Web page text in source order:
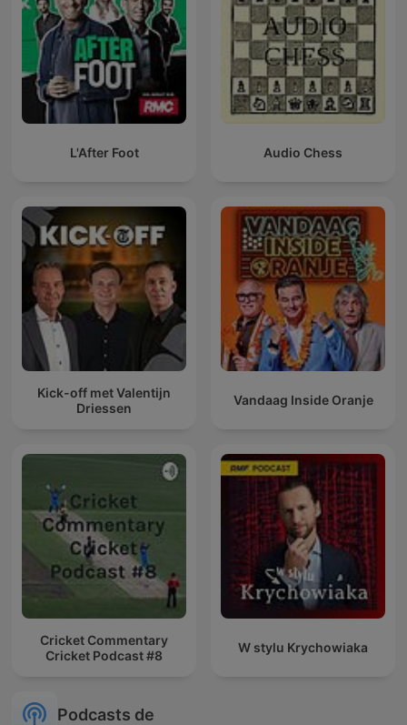
L'After Foot Audio Chess
Kick-off met Valentijn
Driessen
Vandaag Inside Oranje
Cricket Commentary
Cricket Podcast #8
W stylu Krychowiaka
Podcasts de